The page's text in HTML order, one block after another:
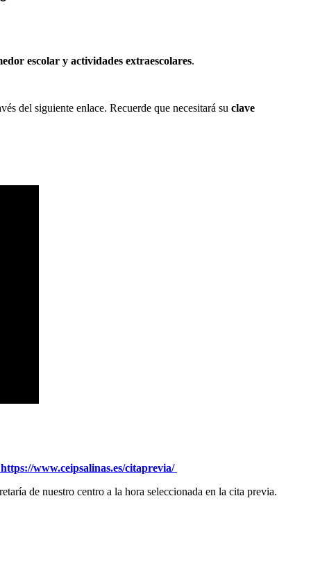
escolar y actividades extraescolares.
del siguiente enlace. Recuerde que necesitará su clave
www.ceipsalinas.es/citaprevia/
de nuestro centro a la hora seleccionada en la cita previa.